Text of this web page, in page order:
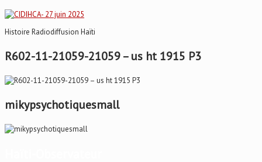
Histoire Radiodiffusion Haïti
R602-11-21059-21059 – us ht 1915 P3
mikypsychotiquesmall